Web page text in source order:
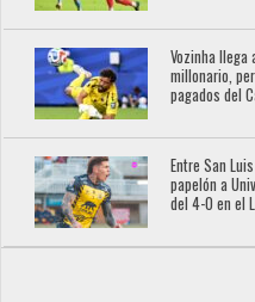
Vozinha llega
millonario,
pagados del
Entre San
papelón a
del 4-0 en el